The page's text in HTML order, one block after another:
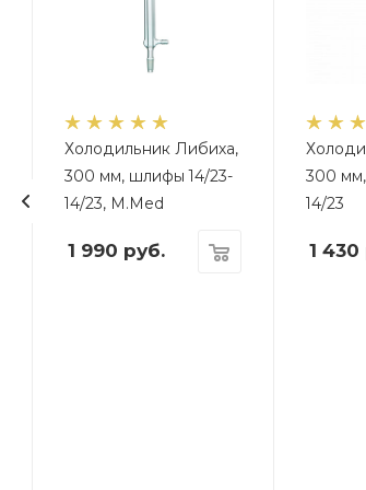
Холодильник Либиха,
300 мм, шлифы 14/23-
14/23, M.Med
1 990 руб.
300
14/23
1 430